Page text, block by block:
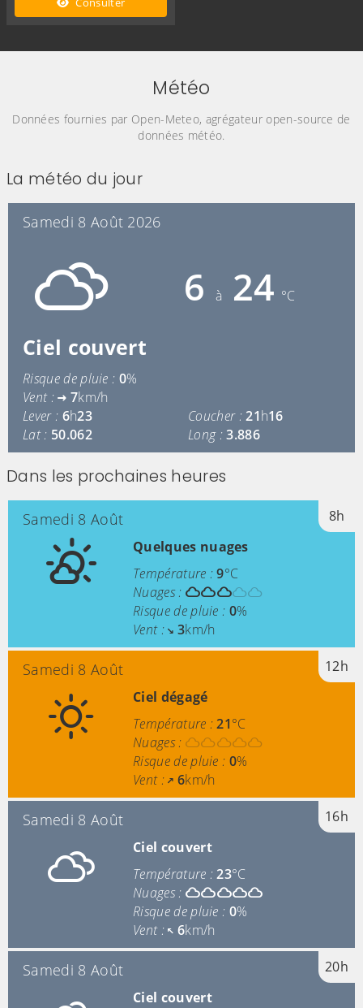
Météo
Données fournies par Open-Meteo, agrégateur open-source de
données météo.
La météo du jour
Samedi 8 Août 2026
6 à 24 °C
Ciel couvert
Risque de pluie : 0%
Vent :
7km/h
Lever : 6h23 Coucher :21h16
Lat : 50.062 Long :3.886
Dans les prochaines heures
Samedi 8 Août
8h
Quelques nuages
Température :9°C
Nuages :
Risque de pluie : 0%
Vent : 3km/h
Samedi 8 Août
12h
Ciel dégagé
Température :21°C
Nuages :
Risque de pluie : 0%
Vent : 6km/h
Samedi 8 Août
16h
Ciel couvert
Température :23°C
Nuages :
Risque de pluie : 0%
Vent : 6km/h
Samedi 8 Août
20h
Ciel couvert